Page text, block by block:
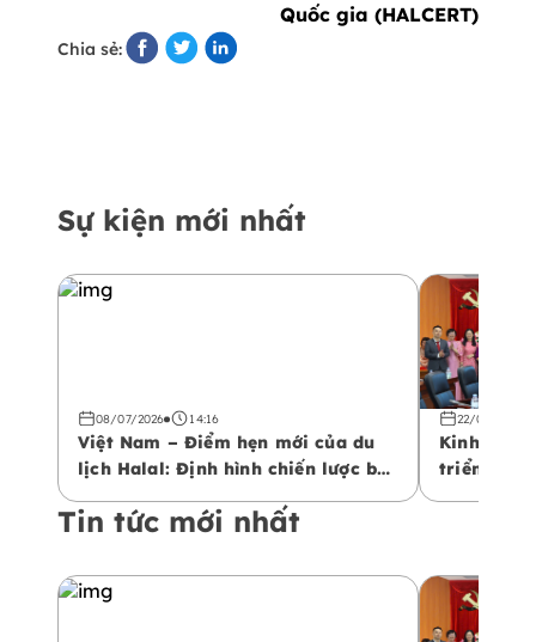
Quốc gia (HALCERT)
Chia sẻ:
Tin tức mới nhất
Sự kiện mới nhất
08/07/2026 14:16
Việt Nam – Điểm hẹn mới của du
lịch Halal: Định hình chiến lược bứt
22/04/2026
Kinh tế
triển bền